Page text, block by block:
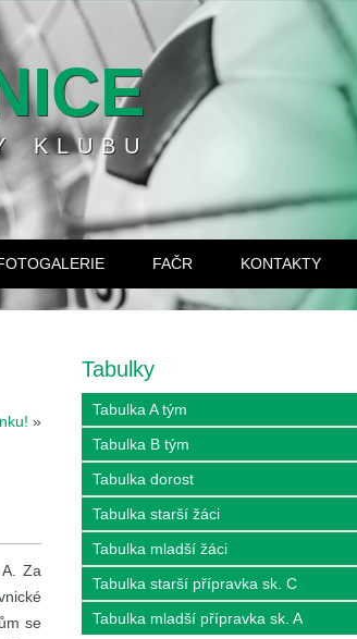
KLUBU
FAČR KONTAKTY
»
Za
se
Tabulky
Tabulka A tým
Tabulka B tým
Tabulka dorost
Tabulka starší žáci
Tabulka mladší žáci
Tabulka starší přípravka sk. C
Tabulka mladší přípravka sk. A